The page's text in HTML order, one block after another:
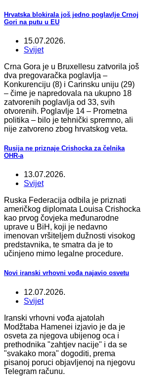
Hrvatska blokirala još jedno poglavlje Crnoj
Gori na putu u EU
15.07.2026.
Svijet
Crna Gora je u Bruxellesu zatvorila još
dva pregovaračka poglavlja –
Konkurenciju (8) i Carinsku uniju (29)
– čime je napredovala na ukupno 18
zatvorenih poglavlja od 33, svih
otvorenih. Poglavlje 14 – Prometna
politika – bilo je tehnički spremno, ali
nije zatvoreno zbog hrvatskog veta.
Rusija ne priznaje Crishocka za čelnika
OHR-a
13.07.2026.
Svijet
Ruska Federacija odbila je priznati
američkog diplomata Louisa Crishocka
kao prvog čovjeka međunarodne
uprave u BiH, koji je nedavno
imenovan vršiteljem dužnosti visokog
predstavnika, te smatra da je to
učinjeno mimo legalne procedure.
Novi iranski vrhovni vođa najavio osvetu
12.07.2026.
Svijet
Iranski vrhovni vođa ajatolah
Modžtaba Hamenei izjavio je da je
osveta za njegova ubijenog oca i
prethodnika "zahtjev nacije" i da se
"svakako mora" dogoditi, prema
pisanoj poruci objavljenoj na njegovu
Telegram računu.